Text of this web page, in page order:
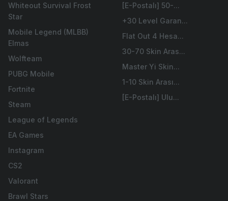
Whiteout Survival Frost
Star
Mobile Legend (MLBB)
Elmas
Wolfteam
PUBG Mobile
Fortnite
Steam
League of Legends
EA Games
Instagram
CS2
Valorant
Brawl Stars
[E-Postalı] 50-...
+30 Level Garan...
Flat Out 4 Hesa...
30-70 Skin Aras...
Master Yi Skin...
1-10 Skin Arası...
[E-Postalı] Ulu...